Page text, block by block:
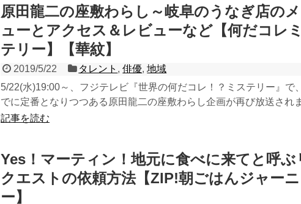
原田龍二の座敷わらし～岐阜のうなぎ店の
ューとアクセス＆レビューなど【何だコレ
テリー】【華紋】
2019/5/22 タレント ,俳優,地域
5/22(水)19:00～、フジテレビ『世界の何だコレ！？ミステリー』で
でに定番となりつつある原田龍二の座敷わらし企画が再び放送され
記事を読む
Yes！マーティン！地元に食べに来てと呼ぶ
クエストの依頼方法【ZIP!朝ごはんジャーニ
ー】